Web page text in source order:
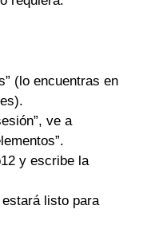
(lo encuentras en
ve a
y escribe la
listo para